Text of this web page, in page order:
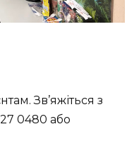
Зв’яжіться з
0480 або